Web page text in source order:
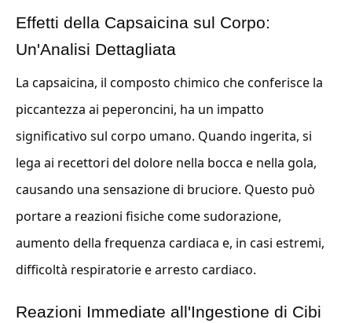
Effetti della Capsaicina sul Corpo:
Un'Analisi Dettagliata
La capsaicina, il composto chimico che conferisce la
piccantezza ai peperoncini, ha un impatto
significativo sul corpo umano. Quando ingerita, si
lega ai recettori del dolore nella bocca e nella gola,
causando una sensazione di bruciore. Questo può
portare a reazioni fisiche come sudorazione,
aumento della frequenza cardiaca e, in casi estremi,
difficoltà respiratorie e arresto cardiaco.
Reazioni Immediate all'Ingestione di Cibi